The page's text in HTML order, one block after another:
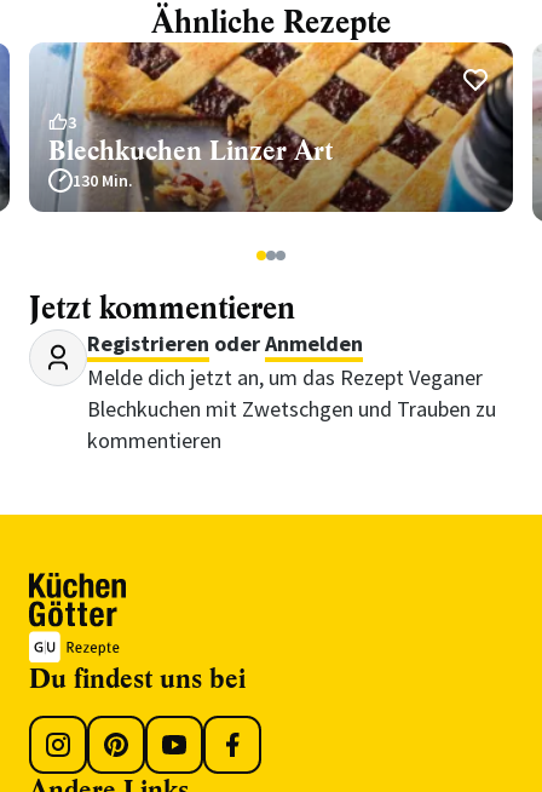
Ähnliche Rezepte
3
Blechkuchen Linzer Art
130 Min.
123
Jetzt kommentieren
Registrieren oderAnmelden
Melde dich jetzt an, um das Rezept Veganer
Blechkuchen mit Zwetschgen und Trauben zu
kommentieren
Du findest uns bei